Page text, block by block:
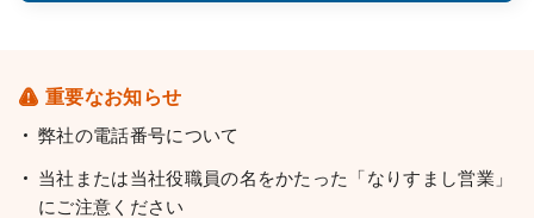
重要なお知らせ
弊社の電話番号について
当社または当社役職員の名をかたった「なりすまし営業」
にご注意ください